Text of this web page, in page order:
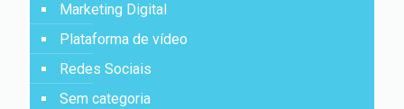
Marketing Digital
Plataforma de vídeo
Redes Sociais
Sem categoria